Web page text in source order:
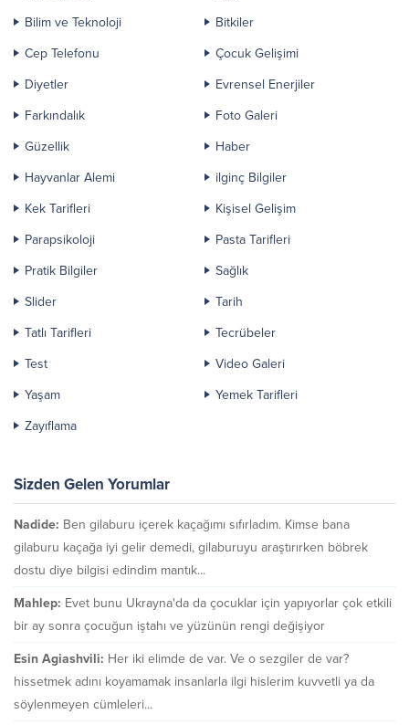
Bilim ve Teknoloji
Bitkiler
Cep Telefonu
Çocuk Gelişimi
Diyetler
Evrensel Enerjiler
Farkındalık
Foto Galeri
Güzellik
Haber
Hayvanlar Alemi
ilginç Bilgiler
Kek Tarifleri
Kişisel Gelişim
Parapsikoloji
Pasta Tarifleri
Pratik Bilgiler
Sağlık
Slider
Tarih
Tatlı Tarifleri
Tecrübeler
Test
Video Galeri
Yaşam
Yemek Tarifleri
Zayıflama
Sizden Gelen Yorumlar
Nadide: Ben gilaburu içerek kaçağımı sıfırladım. Kimse bana
gilaburu kaçağa iyi gelir demedi, gilaburuyu araştırırken böbrek
dostu diye bilgisi edindim mantık...
Mahlep: Evet bunu Ukrayna'da da çocuklar için yapıyorlar çok etkili
bir ay sonra çocuğun iştahı ve yüzünün rengi değişiyor
Esin Agiashvili: Her iki elimde de var. Ve o sezgiler de var?
hissetmek adını koyamamak insanlarla ilgi hislerim kuvvetli ya da
söylenmeyen cümleleri...